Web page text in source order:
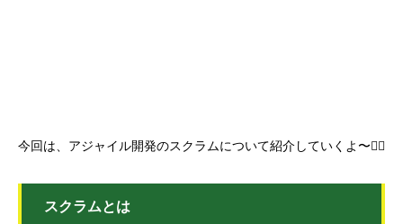
今回は、アジャイル開発のスクラムについて紹介していくよ〜❤️‍🔥
スクラムとは